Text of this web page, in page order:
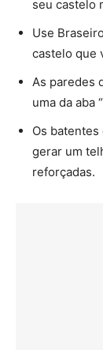
seu castelo
Use
castelo que
As paredes
uma da aba
Os
gerar um
reforçadas.